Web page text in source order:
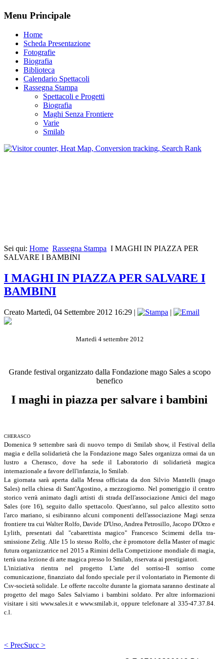
Menu Principale
Home
Scheda Presentazione
Fotografie
Biografia
Biblioteca
Calendario Spettacoli
Rassegna Stampa
Spettacoli e Progetti
Biografia
Maghi Senza Frontiere
Varie
Smilab
Sei qui: Home Rassegna Stampa I MAGHI IN PIAZZA PER
SALVARE I BAMBINI
I MAGHI IN PIAZZA PER SALVARE I
BAMBINI
Creato Martedì, 04 Settembre 2012 16:29 | |
Martedì 4 settembre 2012
Grande festival organizzato dalla Fondazione mago Sales a scopo
benefico
I maghi in piazza per salvare i bambini
CHERASCO
Domenica 9 settembre sa­rà di nuovo tempo di Smi­lab show, il Festival della
magia e della solidarietà che la Fondazione mago Sales orga­nizza ormai da un
lustro a Cherasco, dove ha sede il La­boratorio di solidarietà magi­ca
internazionale a favore dell'infanzia, lo Smilab.
La giornata sarà aperta dal­la Messa officiata da don Sil­vio Mantelli (mago
Sales) nel­la chiesa di Sant'Agostino, a mezzogiorno. Nel pomerig­gio il centro
storico verrà ani­mato dagli artisti di strada dell'associazione Amici del mago
Sales (ore 16), seguito dallo spettacolo. Quest'anno, sul palco allestito sotto
l'arco mariano, si esibiranno alcuni componenti dell'associazio­ne Magi senza
frontiere tra cui Walter Rolfo, Davide D'Urso, Andrea Petrosillo, Jacopo D'Orzo e
Lylith, presentati dal "cabarettista magico" Francesco Scimemi della tra­
smissione Zelig. Alle 15 lo stes­so Rolfo, che è promotore del­la Master of magic
futura orga­nizzatrice nel 2015 a Rimini della Competizione mondiale di magia,
terrà una lezione di arte magica presso lo Smilab, riservata ai prestigiatori.
L'iniziativa rientra nel pro­getto L'arte del sorriso-Il sorri­so come
comunicazione, fi­nanziato dal fondo speciale per il volontariato in Piemon­te di
Csv-società solidale. Le offerte raccolte durante la giornata saranno destinate al
progetto del mago Sales Salviamo i bambini soldato. Per altre informazioni
visita­re i siti www.sales.it e www.smilab.it, oppure tele­fonare al 335-47.37.84.
c.l.
< PrecSucc >